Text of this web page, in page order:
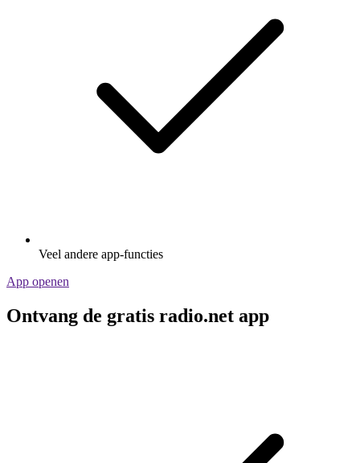
Veel andere app-functies
App openen
Ontvang de gratis radio.net app